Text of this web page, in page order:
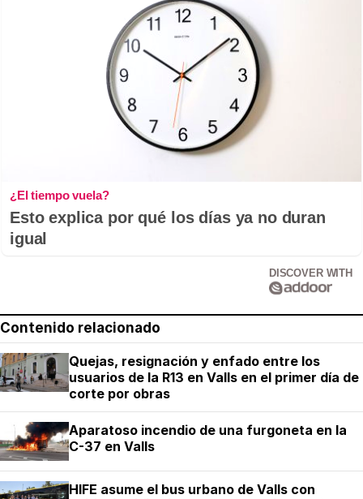
¿El tiempo vuela?
Esto explica por qué los días ya no duran
igual
DISCOVER WITH
Contenido relacionado
Quejas, resignación y enfado entre los
usuarios de la R13 en Valls en el primer día de
corte por obras
Aparatoso incendio de una furgoneta en la
C-37 en Valls
HIFE asume el bus urbano de Valls con